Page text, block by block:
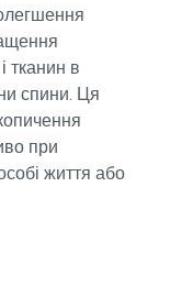
тканин в
спини. Ця
при
життя або